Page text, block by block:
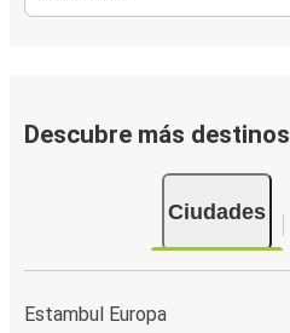
Descubre más destinos
Ciudades
Estambul Europa